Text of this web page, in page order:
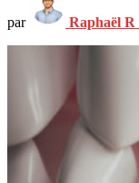
par Raphaël R